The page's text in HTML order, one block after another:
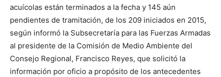
acuícolas están terminados a la fecha y 145 aún
pendientes de tramitación, de los 209 iniciados en 2015,
según informó la Subsecretaría para las Fuerzas Armadas
al presidente de la Comisión de Medio Ambiente del
Consejo Regional, Francisco Reyes, que solicitó la
información por oficio a propósito de los antecedentes